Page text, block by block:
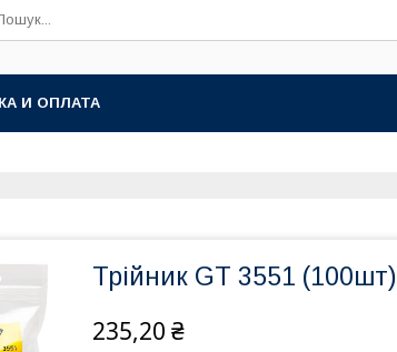
И ОПЛАТА
Трійник GT 3551
235,20 ₴